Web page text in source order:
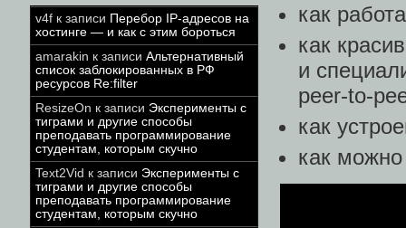
v4f к записи Перебор IP-адресов на
хостинге — и как с этим бороться
amarakin к записи Альтернативный
список заблокированных в РФ
ресурсов Re:filter
ResizeOn к записи Эксперименты с
тиграми и другие способы
преподавать программирование
студентам, которым скучно
Text2Vid к записи Эксперименты с
тиграми и другие способы
преподавать программирование
студентам, которым скучно
как
как
и
peer-to-
как
как